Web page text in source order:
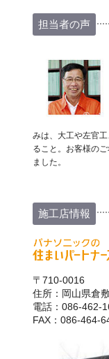
担当者の声
みは、大工や左官
ること。お客様の
ました。
施工店情報
〒710-0016
住所：岡山県倉
電話：086-462-
FAX：086-464-